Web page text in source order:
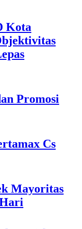
Kota
Promosi
Cs
Mayoritas